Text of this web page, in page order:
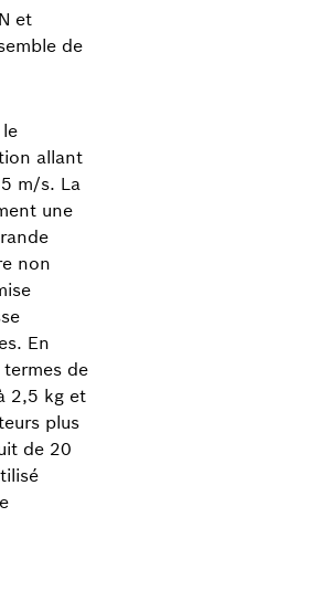
et
de
allant
m/s. La
une
non
En
de
2,5 kg et
plus
de 20